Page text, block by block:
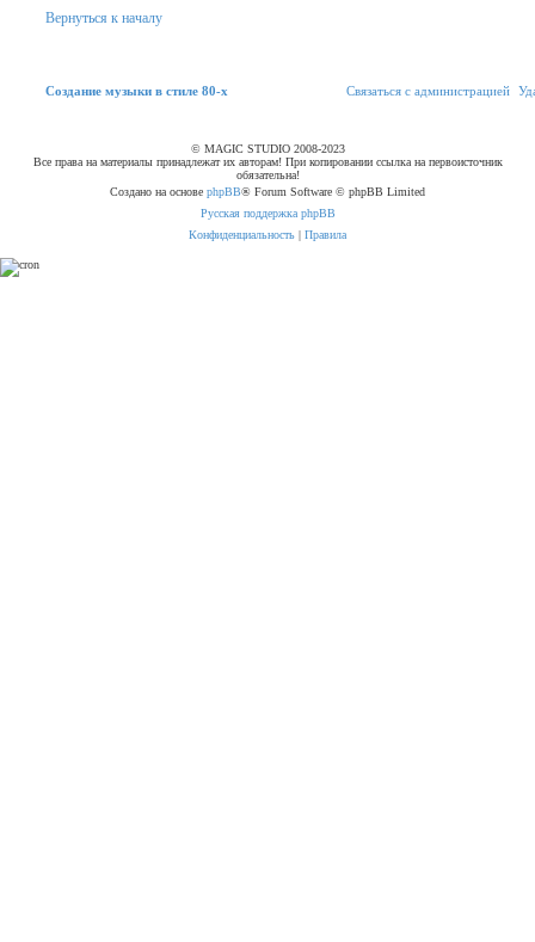
Вернуться к началу
Создание музыки в стиле 80-х
Связаться с
Связаться с администрацией
© MAGIC STUDIO 2008-2023
Все права на материалы принадлежат их авторам! При копировании ссылка на первоисточник
обязательна!
Создано на основе phpBB® Forum Software © phpBB Limited
Русская поддержка phpBB
Конфиденциальность | Правила